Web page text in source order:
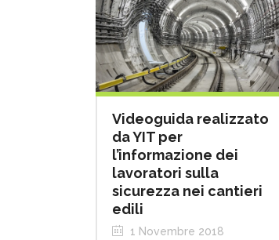
Videoguida realizzato
da YIT per
l’informazione dei
lavoratori sulla
sicurezza nei cantieri
edili
1 Novembre 2018